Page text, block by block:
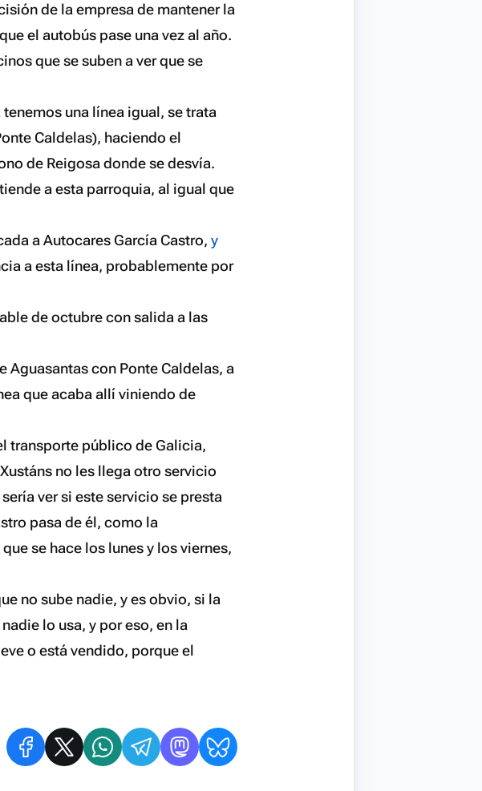
de la empresa de mantener la
el autobús pase una vez al año.
que se suben a ver que se
una línea igual, se trata
Caldelas), haciendo el
de Reigosa donde se desvía.
a esta parroquia, al igual que
a Autocares García Castro, y
a esta línea, probablemente por
de octubre con salida a las
Aguasantas con Ponte Caldelas, a
que acaba allí viniendo de
transporte público de Galicia,
no les llega otro servicio
ver si este servicio se presta
pasa de él, como la
se hace los lunes y los viernes,
no sube nadie, y es obvio, si la
lo usa, y por eso, en la
o está vendido, porque el